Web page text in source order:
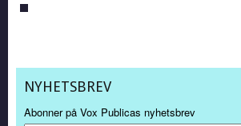
NYHETSBREV
Abonner på Vox Publicas nyhetsbrev